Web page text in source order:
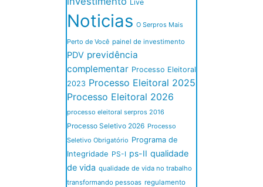
Live
Noticias O Serpros Mais
Perto de Você painel de investimento
PDV previdência
complementar Processo Eleitoral
2023 Processo Eleitoral 2025
Processo Eleitoral 2026
processo eleitoral serpros 2016
Processo Seletivo 2026 Processo
Seletivo Obrigatório Programa de
Integridade PS-I ps-II qualidade
de vida qualidade de vida no trabalho
transformando pessoas regulamento